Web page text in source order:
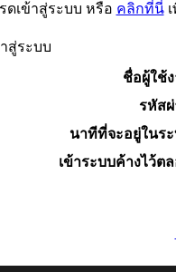
ดเข้าสู่ระบบ หรือ คลิกที่นี่เ
สู่ระบบ
ชื่อผู้ใช้
รหัส
นาทีที่จะอยู่ในร
เข้าระบบค้างไว้ต